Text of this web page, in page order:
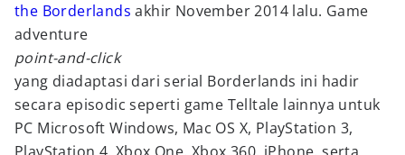
the Borderlands akhir November 2014 lalu. Game
adventure
point-and-click
yang diadaptasi dari serial Borderlands ini hadir
secara episodic seperti game Telltale lainnya untuk
PC Microsoft Windows, Mac OS X, PlayStation 3,